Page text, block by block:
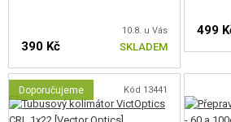
Programování procesorové jednotky Nebula II.
10.8. u Vás
390 Kč SKLADEM
499
Doporučujeme Kód 13441